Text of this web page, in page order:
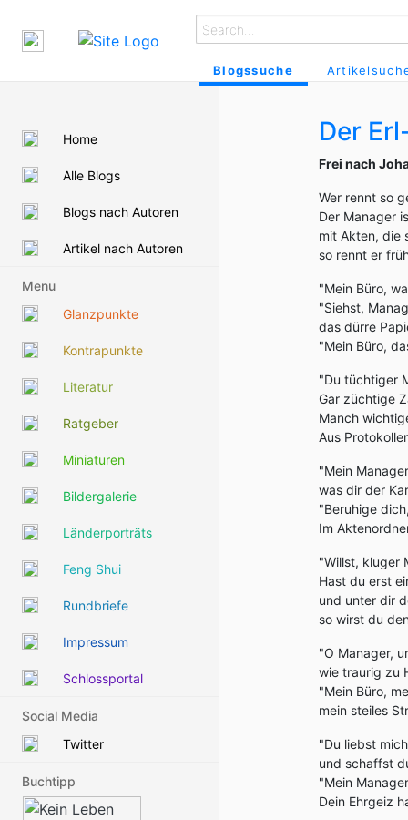
Blogssuche
Home
Alle Blogs
Blogs nach Autoren
Artikel nach Autoren
Menu
Glanzpunkte
Kontrapunkte
Literatur
Ratgeber
Miniaturen
Bildergalerie
Länderporträts
Feng Shui
Rundbriefe
Impressum
Schlossportal
Social Media
Twitter
Buchtipp
Der
Frei nach
Wer rennt so
Der Manager
mit Akten, die
so rennt er
"Mein Büro,
"Siehst,
das dürre
"Mein Büro,
"Du tüchtiger
Gar züchtige
Manch
Aus
"Mein
was dir der
"Beruhige
Im
"Willst, kluger
Hast du erst
und unter dir
so wirst du
"O Manager,
wie traurig zu
"Mein Büro,
mein steiles
"Du liebst
und schaffst
"Mein
Dein Ehrgeiz